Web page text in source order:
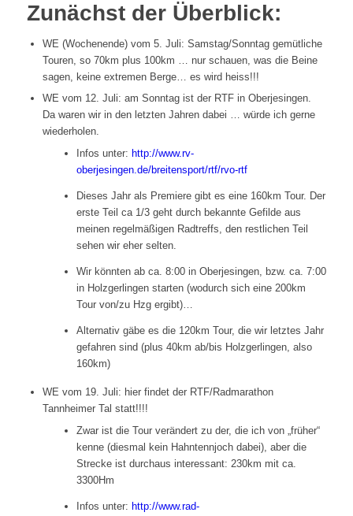
Zunächst der Überblick:
WE (Wochenende) vom 5. Juli: Samstag/Sonntag gemütliche
Touren, so 70km plus 100km … nur schauen, was die Beine
sagen, keine extremen Berge… es wird heiss!!!
WE vom 12. Juli: am Sonntag ist der RTF in Oberjesingen.
Da waren wir in den letzten Jahren dabei … würde ich gerne
wiederholen.
Infos unter: http://www.rv-
oberjesingen.de/breitensport/rtf/rvo-rtf
Dieses Jahr als Premiere gibt es eine 160km Tour. Der
erste Teil ca 1/3 geht durch bekannte Gefilde aus
meinen regelmäßigen Radtreffs, den restlichen Teil
sehen wir eher selten.
Wir könnten ab ca. 8:00 in Oberjesingen, bzw. ca. 7:00
in Holzgerlingen starten (wodurch sich eine 200km
Tour von/zu Hzg ergibt)…
Alternativ gäbe es die 120km Tour, die wir letztes Jahr
gefahren sind (plus 40km ab/bis Holzgerlingen, also
160km)
WE vom 19. Juli: hier findet der RTF/Radmarathon
Tannheimer Tal statt!!!!
Zwar ist die Tour verändert zu der, die ich von „früher“
kenne (diesmal kein Hahntennjoch dabei), aber die
Strecke ist durchaus interessant: 230km mit ca.
3300Hm
Infos unter: http://www.rad-